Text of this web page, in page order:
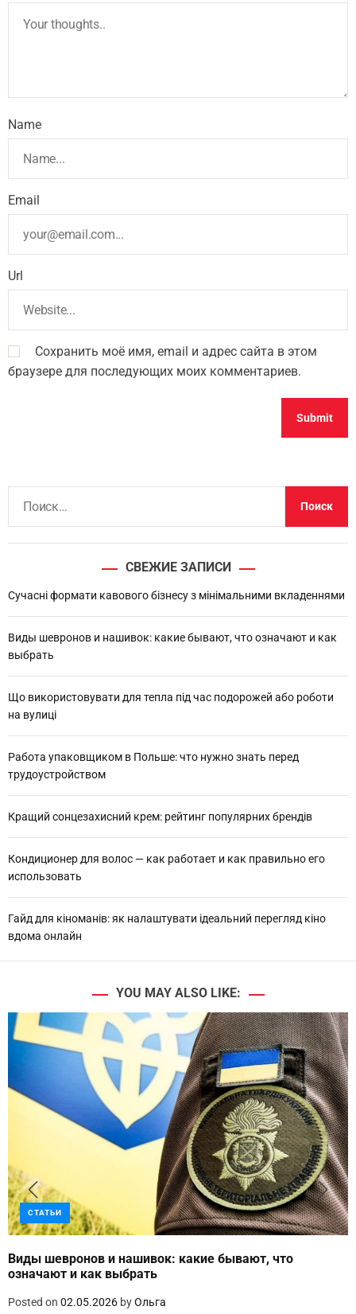
Name
Email
Url
Сохранить моё имя, email и адрес сайта в этом
браузере для последующих моих комментариев.
:
СВЕЖИЕ ЗАПИСИ
Сучасні формати кавового бізнесу з мінімальними вкладеннями
Виды шевронов и нашивок: какие бывают, что означают и как
выбрать
Що використовувати для тепла під час подорожей або роботи
на вулиці
Работа упаковщиком в Польше: что нужно знать перед
трудоустройством
Кращий сонцезахисний крем: рейтинг популярних брендів
Кондиционер для волос — как работает и как правильно его
использовать
Гайд для кіноманів: як налаштувати ідеальний перегляд кіно
вдома онлайн
YOU MAY ALSO LIKE:
СТАТЬИ
Виды шевронов и нашивок: какие бывают, что
означают и как выбрать
Posted on 02.05.2026 byОльга